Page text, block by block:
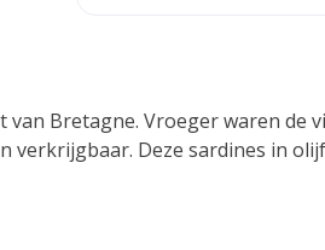
van Bretagne. Vroeger waren
Deze sardines in